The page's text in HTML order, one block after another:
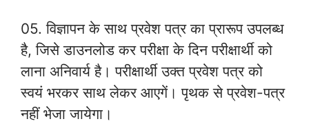
05. विज्ञापन के साथ प्रवेश पत्र का प्रारूप उपलब्ध
है, जिसे डाउनलोड कर परीक्षा के दिन परीक्षार्थी को
लाना अनिवार्य है। परीक्षार्थी उक्त प्रवेश पत्र को
स्वयं भरकर साथ लेकर आएगें। पृथक से प्रवेश-पत्र
नहीं भेजा जायेगा।